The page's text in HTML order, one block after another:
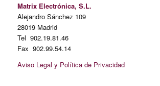
Matrix Electrónica, S.L.
Alejandro Sánchez 109
28019 Madrid
Tel 902.19.81.46
Fax 902.99.54.14
Aviso Legal y Política de Privacidad